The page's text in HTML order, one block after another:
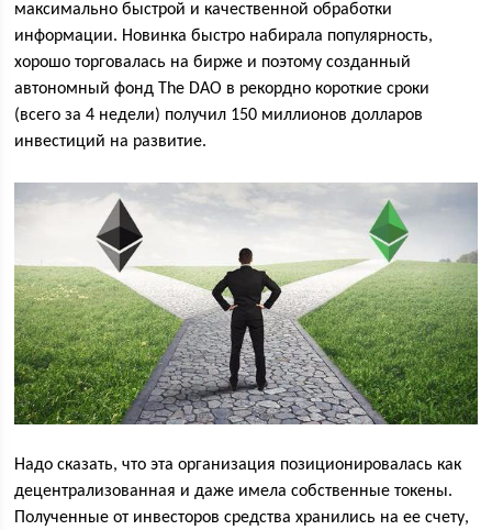
максимально быстрой и качественной обработки
информации. Новинка быстро набирала популярность,
хорошо торговалась на бирже и поэтому созданный
автономный фонд The DAO в рекордно короткие сроки
(всего за 4 недели) получил 150 миллионов долларов
инвестиций на развитие.
Надо сказать, что эта организация позиционировалась как
децентрализованная и даже имела собственные токены.
Полученные от инвесторов средства хранились на ее счету,